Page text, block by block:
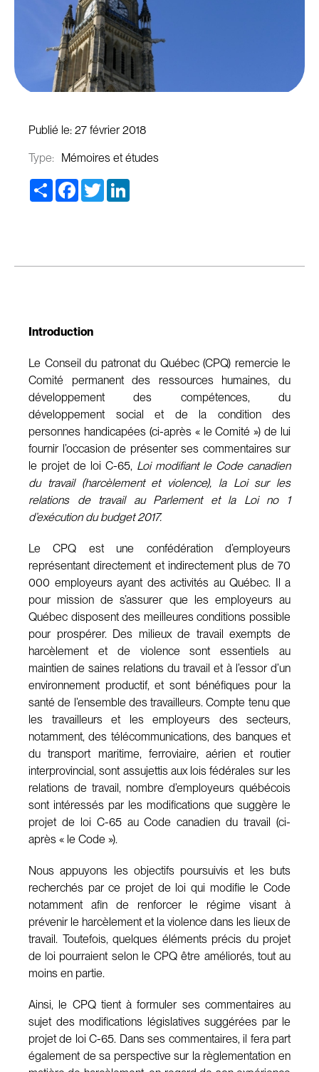
Publié le: 27 février 2018
Type: Mémoires et études
Share Facebook
Twitter
Introduction
Le Conseil du patronat du Québec (CPQ) remercie le
Comité permanent des ressources humaines, du
développement des compétences, du
développement social et de la condition des
personnes handicapées (ci-après « le Comité ») de lui
fournir l’occasion de présenter ses commentaires sur
le projet de loi C-65, Loi modifiant le Code canadien
du travail (harcèlement et violence), la Loi sur les
relations de travail au Parlement et la Loi no 1
d’exécution du budget 2017.
Le CPQ est une confédération d’employeurs
représentant directement et indirectement plus de 70
000 employeurs ayant des activités au Québec. Il a
pour mission de s’assurer que les employeurs au
Québec disposent des meilleures conditions possible
pour prospérer. Des milieux de travail exempts de
harcèlement et de violence sont essentiels au
maintien de saines relations du travail et à l’essor d’un
environnement productif, et sont bénéfiques pour la
santé de l’ensemble des travailleurs. Compte tenu que
les travailleurs et les employeurs des secteurs,
notamment, des télécommunications, des banques et
du transport maritime, ferroviaire, aérien et routier
interprovincial, sont assujettis aux lois fédérales sur les
relations de travail, nombre d’employeurs québécois
sont intéressés par les modifications que suggère le
projet de loi C-65 au Code canadien du travail (ci-
après « le Code »).
Nous appuyons les objectifs poursuivis et les buts
recherchés par ce projet de loi qui modifie le Code
notamment afin de renforcer le régime visant à
prévenir le harcèlement et la violence dans les lieux de
travail. Toutefois, quelques éléments précis du projet
de loi pourraient selon le CPQ être améliorés, tout au
moins en partie.
Ainsi, le CPQ tient à formuler ses commentaires au
sujet des modifications législatives suggérées par le
projet de loi C-65. Dans ses commentaires, il fera part
également de sa perspective sur la règlementation en